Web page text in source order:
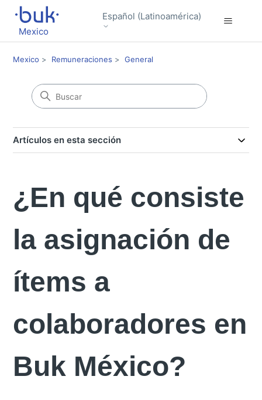
Mexico
Español (Latinoamérica)
Mexico Remuneraciones General
Artículos en esta sección
¿En qué consiste
la asignación de
ítems a
colaboradores en
Buk México?